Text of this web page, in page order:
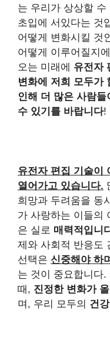
는 우리가 상상할
초입에 서있다는 것
어떻게 변화시킬 것
어떻게 이루어질지
오는 미래에 유전자
변화에 저희 모두가
인해 더 많은 사람
수 있기를 바랍니다!
유전자 편집 기술이
열어가고 있습니다.
희망과 두려움을 동
가 사랑하는 이들의
은 실로 매력적입니
제와 사회적 반응도
선택은 신중해야 하
는 것이 중요합니다
때, 진정한 변화가
며, 우리 모두의 건